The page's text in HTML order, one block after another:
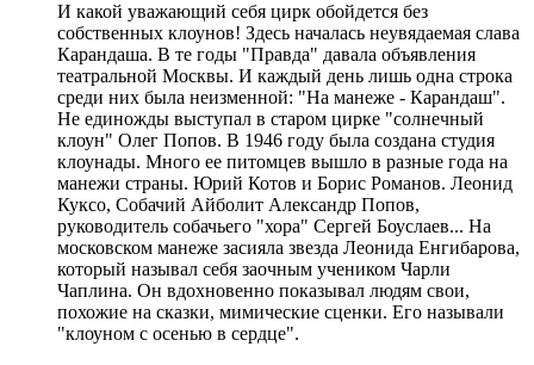
И какой уважающий себя цирк обойдется без
собственных клоунов! Здесь началась неувядаемая слава
Карандаша. В те годы "Правда" давала объявления
театральной Москвы. И каждый день лишь одна строка
среди них была неизменной: "На манеже - Карандаш".
Не единожды выступал в старом цирке "солнечный
клоун" Олег Попов. В 1946 году была создана студия
клоунады. Много ее питомцев вышло в разные года на
манежи страны. Юрий Котов и Борис Романов. Леонид
Куксо, Собачий Айболит Александр Попов,
руководитель собачьего "хора" Сергей Боуслаев... На
московском манеже засияла звезда Леонида Енгибарова,
который называл себя заочным учеником Чарли
Чаплина. Он вдохновенно показывал людям свои,
похожие на сказки, мимические сценки. Его называли
"клоуном с осенью в сердце".